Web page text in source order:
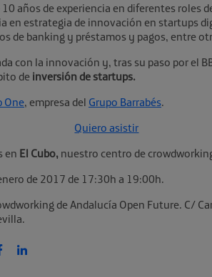
años de experiencia en diferentes roles
en estrategia de innovación en startups
de banking y préstamos y pagos, entre
con la innovación y, tras su paso por el
de inversión de startups.
One, empresa del Grupo Barrabés.
Quiero asistir
en El Cubo, nuestro centro de
de 2017 de 17:30h a 19:00h.
de Andalucía Open Future. C/